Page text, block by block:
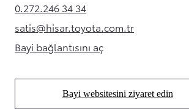
0.272.246 34 34(Opens in new tab)
satis@hisar.toyota.com.tr
(Opens in new tab)
Bayi bağlantısını aç
(Opens in new tab)
Bayi websitesini ziyaret edin
(Opens in new tab)